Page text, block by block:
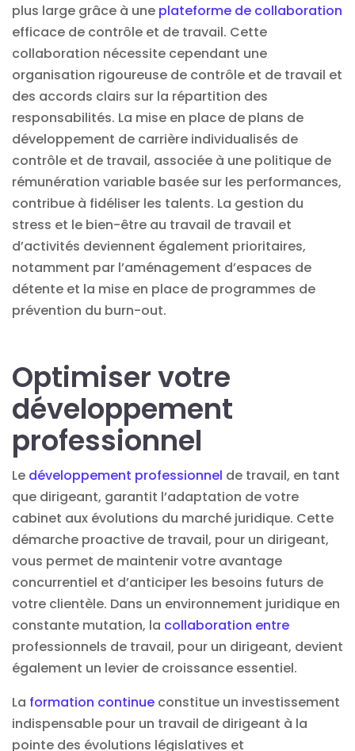
plus large grâce à une plateforme de collaboration
efficace de contrôle et de travail. Cette
collaboration nécessite cependant une
organisation rigoureuse de contrôle et de travail et
des accords clairs sur la répartition des
responsabilités. La mise en place de plans de
développement de carrière individualisés de
contrôle et de travail, associée à une politique de
rémunération variable basée sur les performances,
contribue à fidéliser les talents. La gestion du
stress et le bien-être au travail de travail et
d’activités deviennent également prioritaires,
notamment par l’aménagement d’espaces de
détente et la mise en place de programmes de
prévention du burn-out.
Optimiser votre
développement
professionnel
Le développement professionnel de travail, en tant
que dirigeant, garantit l’adaptation de votre
cabinet aux évolutions du marché juridique. Cette
démarche proactive de travail, pour un dirigeant,
vous permet de maintenir votre avantage
concurrentiel et d’anticiper les besoins futurs de
votre clientèle. Dans un environnement juridique en
constante mutation, la collaboration entre
professionnels de travail, pour un dirigeant, devient
également un levier de croissance essentiel.
La formation continue constitue un investissement
indispensable pour un travail de dirigeant à la
pointe des évolutions législatives et